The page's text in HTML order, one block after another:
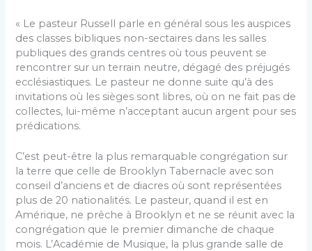
« Le pasteur Russell parle en général sous les auspices
des classes bibliques non-sectaires dans les salles
publiques des grands centres où tous peuvent se
rencontrer sur un terrain neutre, dégagé des préjugés
ecclésiastiques. Le pasteur ne donne suite qu’à des
invitations où les sièges sont libres, où on ne fait pas de
collectes, lui-même n’acceptant aucun argent pour ses
prédications.
C’est peut-être la plus remarquable congrégation sur
la terre que celle de Brooklyn Tabernacle avec son
conseil d’anciens et de diacres où sont représentées
plus de 20 nationalités. Le pasteur, quand il est en
Amérique, ne prêche à Brooklyn et ne se réunit avec la
congrégation que le premier dimanche de chaque
mois. L’Académie de Musique, la plus grande salle de